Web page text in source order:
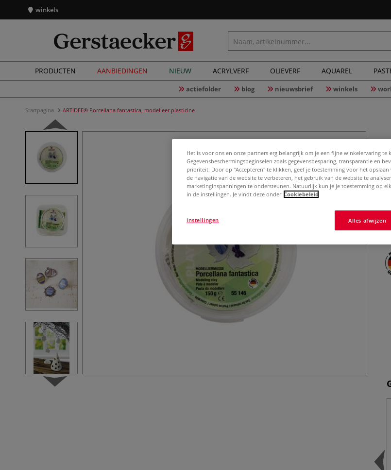
winkels
PRODUCTEN AANBIEDINGEN NIEUW ACRYLVERF OLIEVERF AQUAREL
actiefolder blog nieuwsbrief winkels
Startpagina ARTIDEE® Porcellana fantastica, modelleer plasticine
Het is voor ons en onze partners erg belangrijk om je een fijne winkelervaring te
Gegevensbeschermingsbeginselen zoals gegevensbesparing, transparantie en
prioriteit. Door op "Accepteren" te klikken, geef je toestemming voor het
de navigatie van de website te verbeteren, het gebruik van de website te
marketinginspanningen te ondersteunen. Natuurlijk kun je je toestemming op
in de instellingen. Je vindt deze onder Cookiebeleid
Alles afwijzen
instellingen